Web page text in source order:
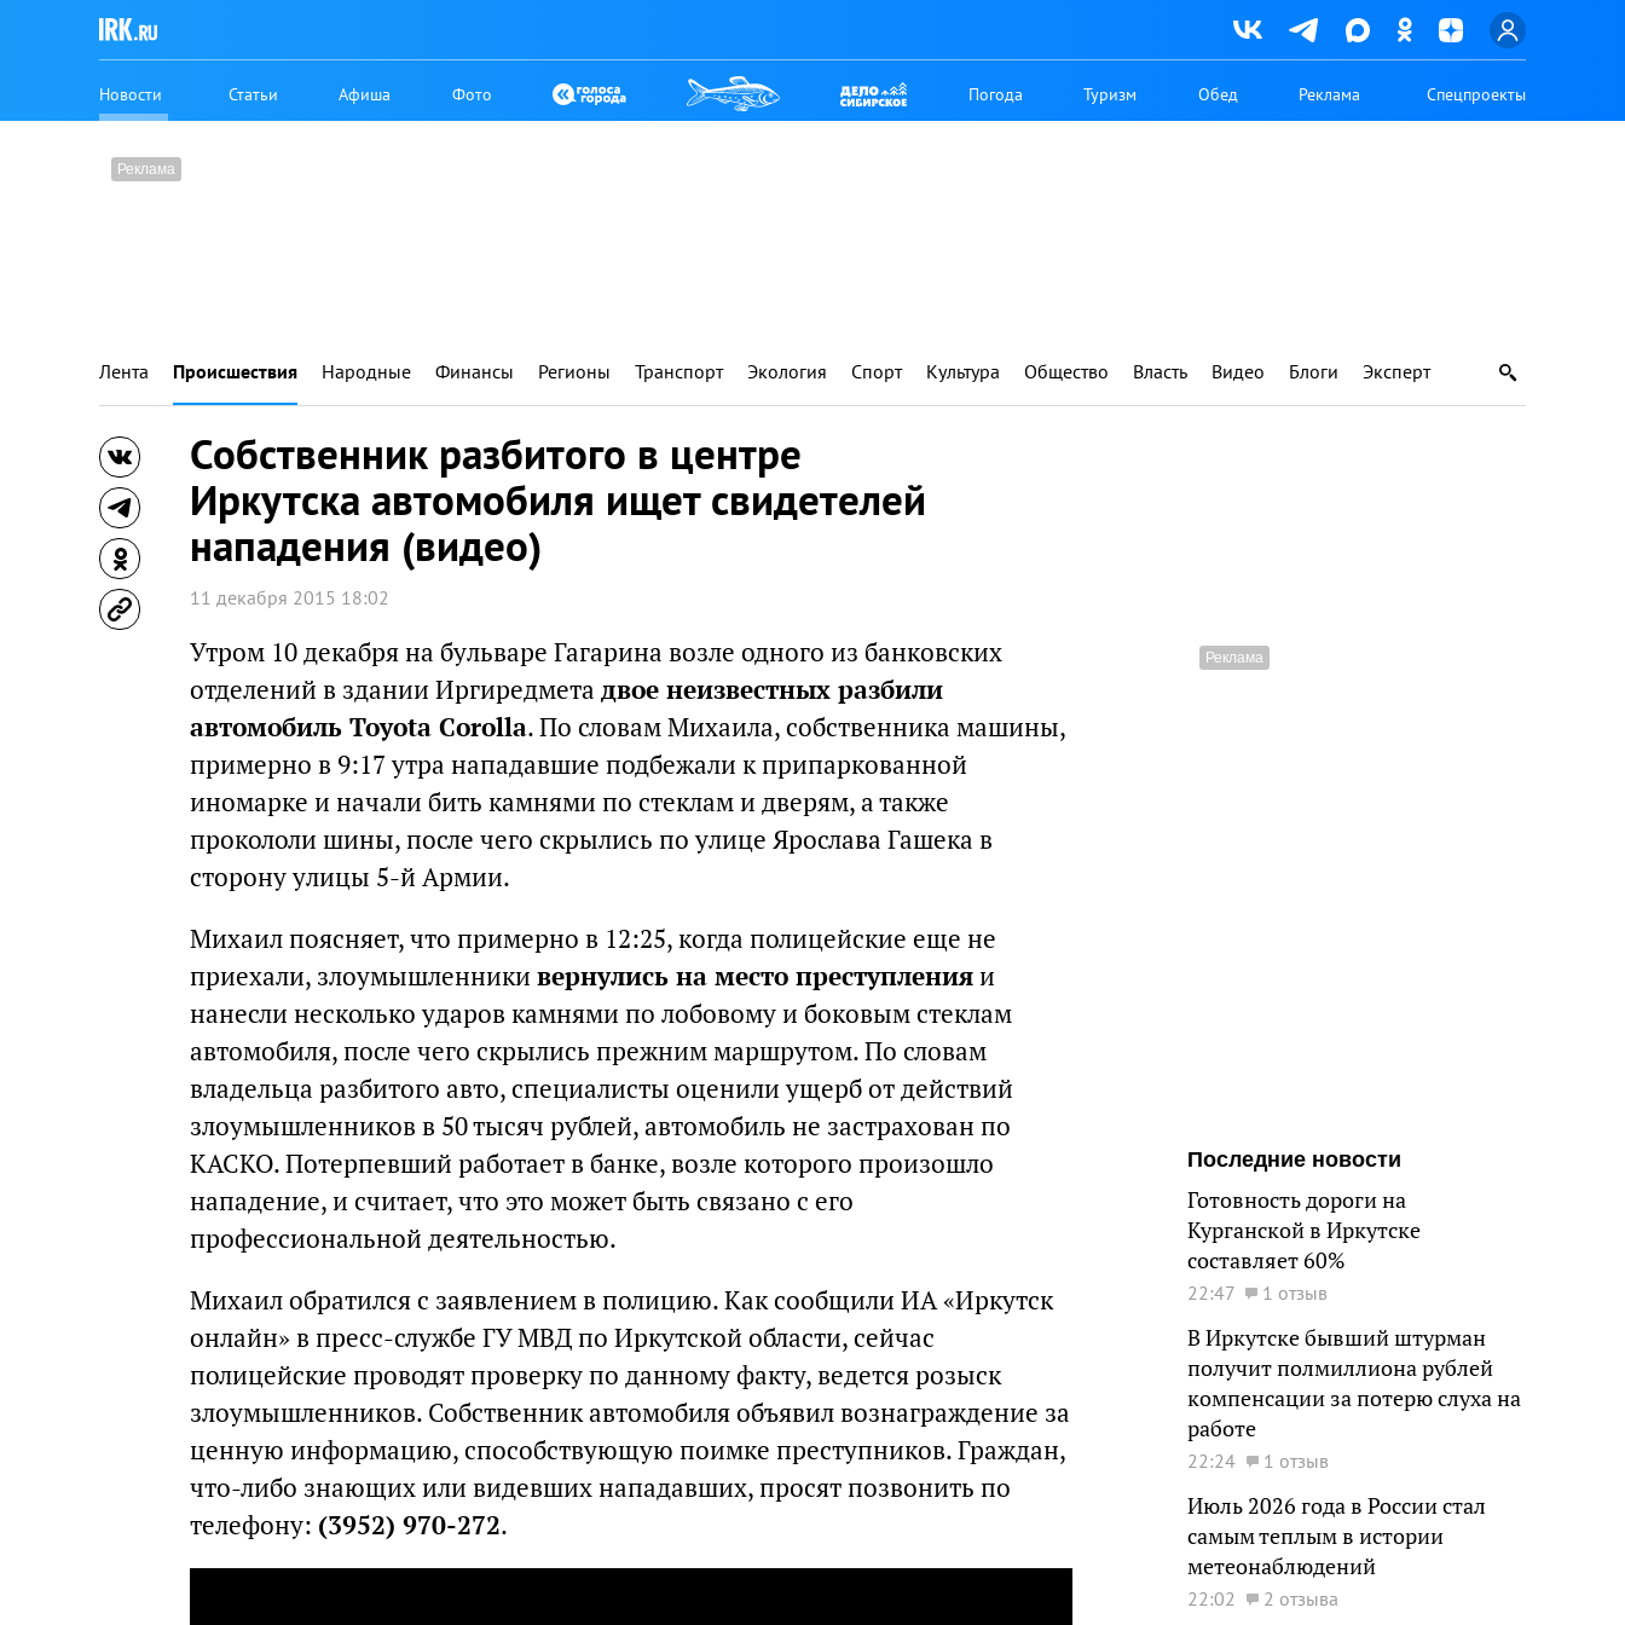
Новости Статьи Афиша Фото Погода Туризм Обед Реклама Спецпроекты
Лента Происшествия Народные Финансы Регионы Транспорт Экология Спорт Культура Общество Власть Видео Блоги Эксперт
Собственник разбитого в центре
Иркутска автомобиля ищет свидетелей
нападения (видео)
11 декабря 2015 18:02
Утром 10 декабря на бульваре Гагарина возле одного из банковских
отделений в здании Иргиредмета двое неизвестных разбили
автомобиль Toyota Corolla. По словам Михаила, собственника машины,
примерно в 9:17 утра нападавшие подбежали к припаркованной
иномарке и начали бить камнями по стеклам и дверям, а также
прокололи шины, после чего скрылись по улице Ярослава Гашека в
сторону улицы 5-й Армии.
Михаил поясняет, что примерно в 12:25, когда полицейские еще не
приехали, злоумышленники вернулись на место преступленияи
нанесли несколько ударов камнями по лобовому и боковым стеклам
автомобиля, после чего скрылись прежним маршрутом. По словам
владельца разбитого авто, специалисты оценили ущерб от действий
злоумышленников в 50 тысяч рублей, автомобиль не застрахован по
КАСКО. Потерпевший работает в банке, возле которого произошло
нападение, и считает, что это может быть связано с его
профессиональной деятельностью.
Михаил обратился с заявлением в полицию. Как сообщили ИА «Иркутск
онлайн» в пресс-службе ГУ МВД по Иркутской области, сейчас
полицейские проводят проверку по данному факту, ведется розыск
злоумышленников. Собственник автомобиля объявил вознаграждение за
ценную информацию, способствующую поимке преступников. Граждан,
что-либо знающих или видевших нападавших, просят позвонить по
телефону: (3952) 970-272.
Последние новости
Готовность дороги на
Курганской в Иркутске
составляет 60%
22:47 1 отзыв
В Иркутске бывший штурман
получит полмиллиона рублей
компенсации за потерю слуха на
работе
22:24 1 отзыв
Июль 2026 года в России стал
самым теплым в истории
метеонаблюдений
22:02 2 отзыва